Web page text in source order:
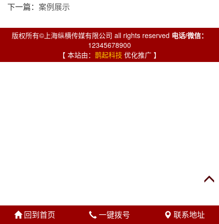
下一篇： 案例展示
版权所有©上海纵横传媒有限公司 all rights reserved 电话/微信：
12345678900
【 本站由： 鹊起科技 优化推广 】
回到首页 一键拨号 联系地址